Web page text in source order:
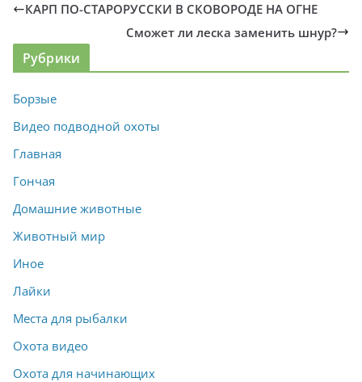
КАРП ПО-СТАРОРУССКИ В СКОВОРОДЕ НА ОГНЕ
Сможет ли леска заменить шнур?
Рубрики
Борзые
Видео подводной охоты
Главная
Гончая
Домашние животные
Животный мир
Иное
Лайки
Места для рыбалки
Охота видео
Охота для начинающих